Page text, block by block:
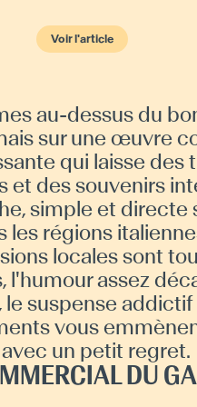
Voir l'article
au-dessus du
sur une œuvre
qui laisse des
et des souvenirs
simple et directe
les régions
locales sont
l'humour assez
suspense addictif
vous
un petit regret.
DU
Voir l'article
haletante,
par la plume
Pulixi. Un thriller
réunit tous les
vivre un moment
sacrifices
Une jeune
dans une mise
aux enquêtrices
anciennes
LE BONBON